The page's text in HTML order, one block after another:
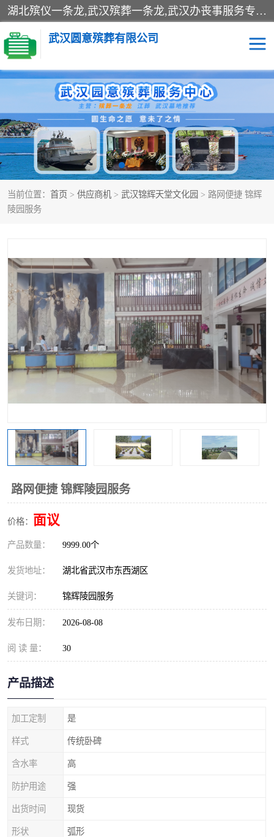
湖北殡仪一条龙,武汉殡葬一条龙,武汉办丧事服务专理红白佛事、病人临终关怀、医院或家中老人去世穿寿衣、灵车遗体接运、殡仪馆告别厅预约、办理火葬场手续、民俗丧事策划、遗体告别仪式、民俗礼仪服务、殡葬礼仪策划、陵园墓位导购、寺庙塔位择吉、往生功德策划、民俗功德策划、异地殡葬礼仪服务、异地骨灰接送返乡
武汉圆意殡葬有限公司
当前位置： 首页 > 供应商机 > 武汉锦辉天堂文化园 > 路网便捷 锦辉
陵园服务
路网便捷 锦辉陵园服务
价格： 面议
产品数量： 9999.00个
发货地址： 湖北省武汉市东西湖区
关键词： 锦辉陵园服务
发布日期： 2026-08-08
阅 读 量： 30
产品描述
加工定制 是
样式 传统卧碑
含水率 高
防护用途 强
出货时间 现货
形状 弧形
殡葬一条龙服务 江葬一条龙服务
武汉锦辉天堂文化园 仙鹤湖湿地公园
长乐园陵园 万福净土陵园
武汉市阳逻九龙宫陵园 石门峰人文纪念园